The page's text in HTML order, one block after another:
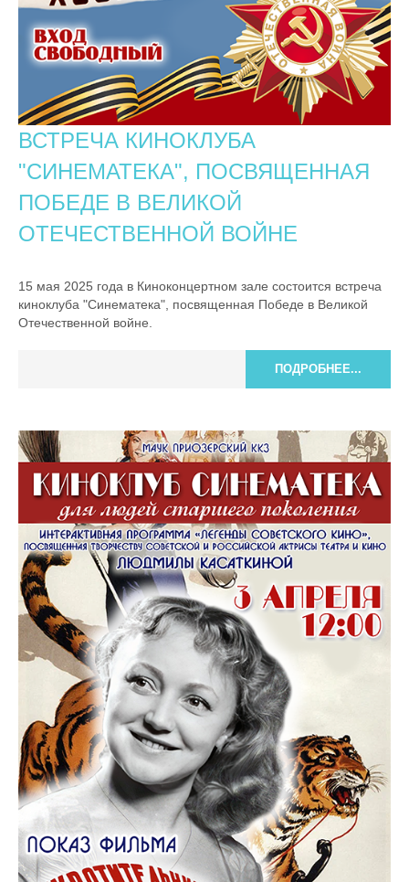
ВСТРЕЧА КИНОКЛУБА
"СИНЕМАТЕКА", ПОСВЯЩЕННАЯ
ПОБЕДЕ В ВЕЛИКОЙ
ОТЕЧЕСТВЕННОЙ ВОЙНЕ
15 мая 2025 года в Киноконцертном зале состоится встреча
киноклуба "Синематека", посвященная Победе в Великой
Отечественной войне.
ПОДРОБНЕЕ...